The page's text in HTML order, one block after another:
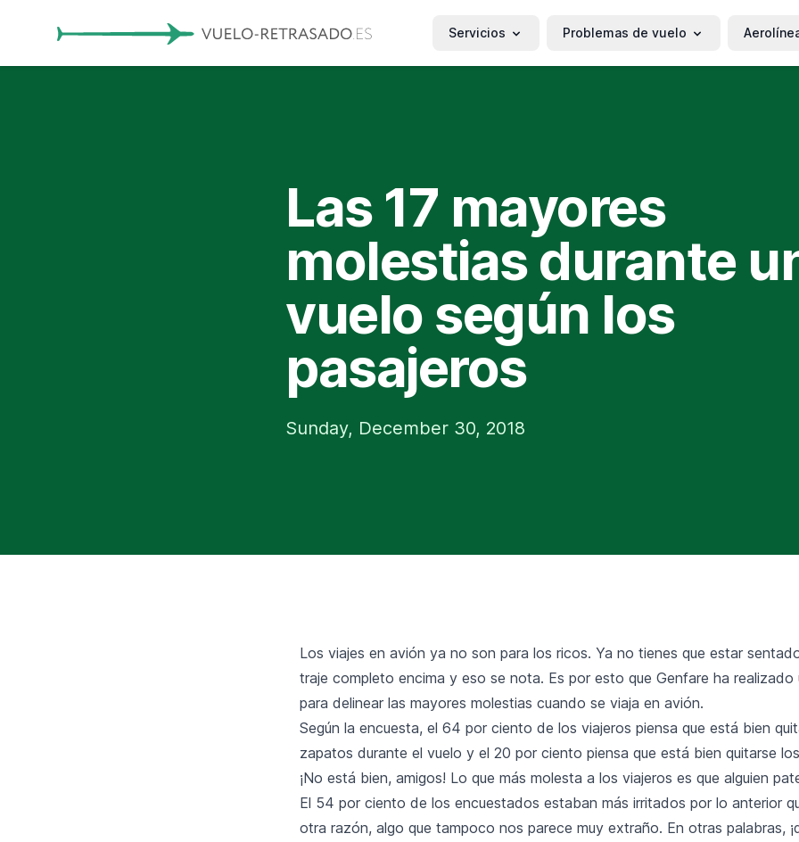
Servicios Problemas de vuelo
Las 17 mayores
molestias durante
vuelo según los
pasajeros
Sunday, December 30, 2018
Los viajes en avión ya no son para los ricos. Ya no tienes que estar
traje completo encima y eso se nota. Es por esto que Genfare ha realizado
para delinear las mayores molestias cuando se viaja en avión.
Según la encuesta, el 64 por ciento de los viajeros piensa que está bien
zapatos durante el vuelo y el 20 por ciento piensa que está bien quitarse
¡No está bien, amigos! Lo que más molesta a los viajeros es que alguien
El 54 por ciento de los encuestados estaban más irritados por lo anterior
otra razón, algo que tampoco nos parece muy extraño. En otras palabras,